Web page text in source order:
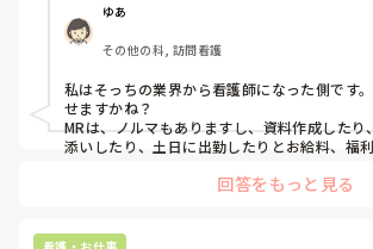
ゆあ
その他の科, 訪問看護
私はそっちの業界から看護師になった側です
せますかね？
MRは、ノルマもありますし、資料作成した
添いしたり、土日に出勤したりとお給料、福
自宅でパソコン作業していました。
剤師（男性）が多く、年齢が若い女性が好ま
回答をもっと見る